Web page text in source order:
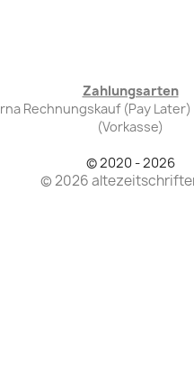
Zahlungsarten
Rechnungskauf (Pay
(Vorkasse)
© 2020 - 2026
© 2026